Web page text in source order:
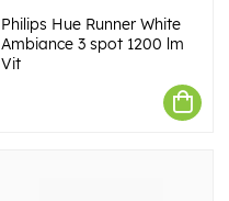
Philips Hue Runner White
Ambiance 3 spot 1200 lm
Vit